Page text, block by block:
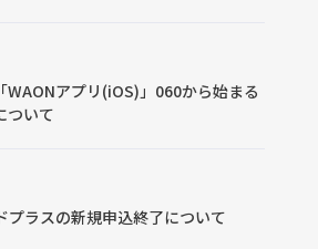
WAONアプリ(iOS)」060から始まる
ついて
プラスの新規申込終了について